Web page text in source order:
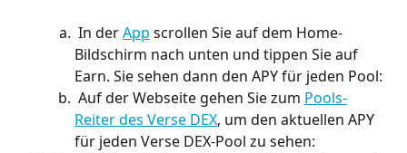
In der App scrollen Sie auf dem Home-
Bildschirm nach unten und tippen Sie auf
Earn. Sie sehen dann den APY für jeden Pool:
Auf der Webseite gehen Sie zum Pools-
Reiter des Verse DEX, um den aktuellen APY
für jeden Verse DEX-Pool zu sehen: